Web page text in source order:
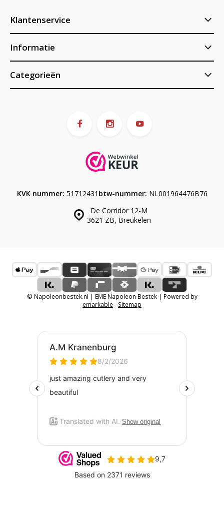
Klantenservice
Informatie
Categorieën
De Corridor 12-M
3621 ZB, Breukelen
KVK nummer: 51712431 btw-nummer: NL001964476B76
© Napoleonbestek.nl | EME Napoleon Bestek | Powered by
emarkable
Sitemap